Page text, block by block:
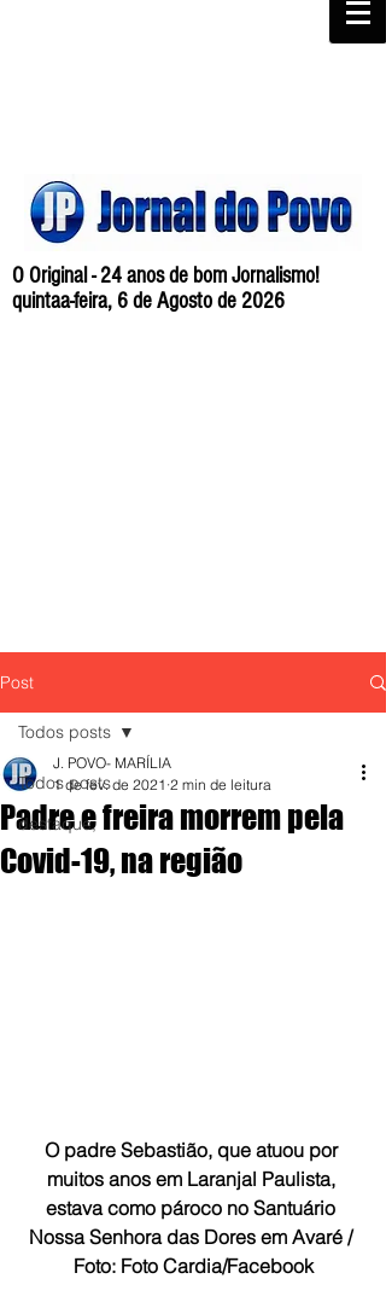
O Original - 24 anos de bom Jornalismo!
quintaa-feira, 6 de Agosto de 2026
Post
Todos posts
destaque,
Todos posts
Padre e freira morrem pela
Covid-19, na região
J. POVO- MARÍLIA
1 de fev. de 2021 2 min de leitura
O padre Sebastião, que atuou por
muitos anos em Laranjal Paulista,
estava como pároco no Santuário
Nossa Senhora das Dores em Avaré /
Foto: Foto Cardia/Facebook